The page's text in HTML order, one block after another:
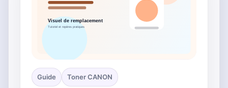
Guide Toner CANON